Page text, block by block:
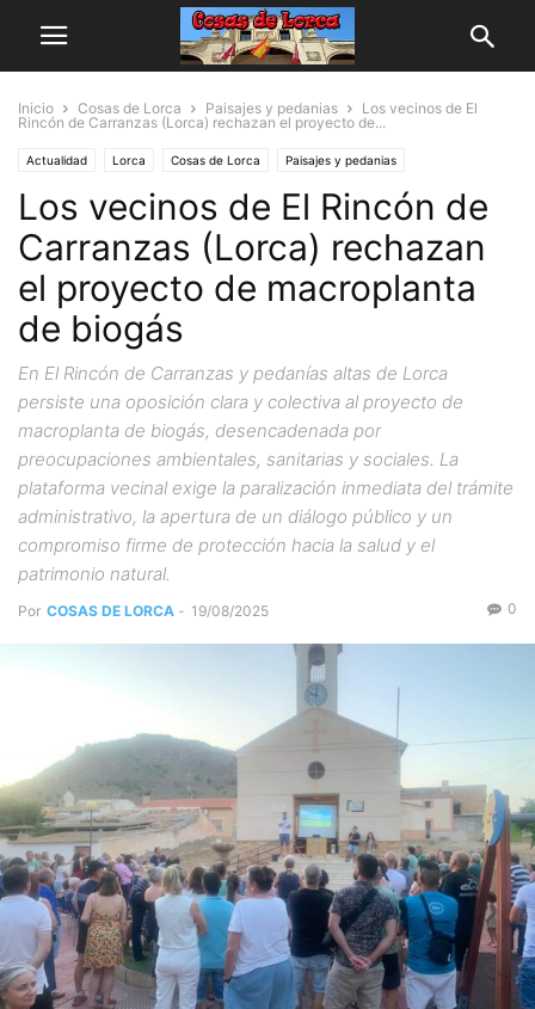
Inicio Cosas de Lorca Paisajes y pedanias
Los vecinos de El
Rincón de Carranzas (Lorca) rechazan el proyecto de...
Actualidad Lorca Cosas de Lorca Paisajes y pedanias
Los vecinos de El Rincón de
Carranzas (Lorca) rechazan
el proyecto de macroplanta
de biogás
En El Rincón de Carranzas y pedanías altas de Lorca
persiste una oposición clara y colectiva al proyecto de
macroplanta de biogás, desencadenada por
preocupaciones ambientales, sanitarias y sociales. La
plataforma vecinal exige la paralización inmediata del trámite
administrativo, la apertura de un diálogo público y un
compromiso firme de protección hacia la salud y el
patrimonio natural.
Por COSAS DE LORCA - 19/08/2025 0